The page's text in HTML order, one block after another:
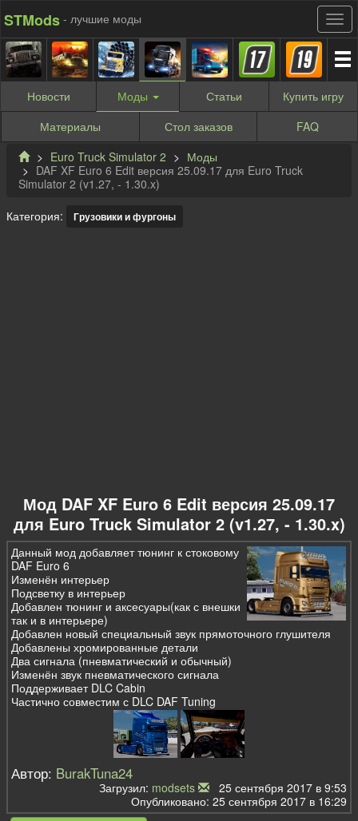
STMods - лучшие моды
Новости Моды Статьи Купить игру
Материалы
Стол заказов
FAQ
Euro Truck Simulator 2
Моды
DAF XF Euro 6 Edit версия 25.09.17 для Euro Truck
Simulator 2 (v1.27, - 1.30.x)
Категория: Грузовики и фургоны
Мод DAF XF Euro 6 Edit версия 25.09.17
для Euro Truck Simulator 2 (v1.27, - 1.30.x)
Данный мод добавляет тюнинг к стоковому
DAF Euro 6
Изменён интерьер
Подсветку в интерьер
Добавлен тюнинг и аксесуары(как с внешки
так и в интерьере)
Добавлен новый специальный звук прямоточного глушителя
Добавлены хромированные детали
Два сигнала (пневматический и обычный)
Изменён звук пневматического сигнала
Поддерживает DLC Cabin
Частично совместим с DLC DAF Tuning
Автор: BurakTuna24
Загрузил: modsets
25 сентября 2017 в 9:53
Опубликовано: 25 сентября 2017 в 16:29